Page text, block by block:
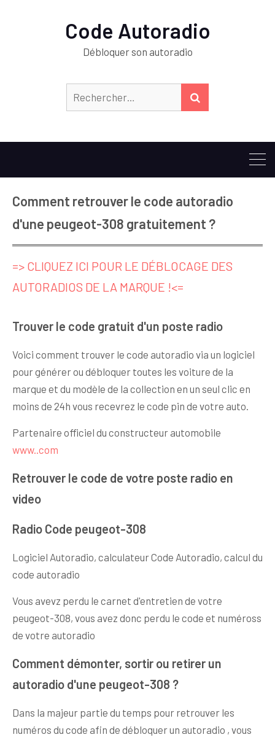
Code Autoradio
Débloquer son autoradio
Comment retrouver le code autoradio
d'une peugeot-308 gratuitement ?
=> CLIQUEZ ICI POUR LE DÉBLOCAGE DES
AUTORADIOS DE LA MARQUE !<=
Trouver le code gratuit d'un poste radio
Voici comment trouver le code autoradio via un logiciel
pour générer ou débloquer toutes les voiture de la
marque et du modèle de la collection en un seul clic en
moins de 24h vous recevrez le code pin de votre auto.
Partenaire officiel du constructeur automobile
www..com
Retrouver le code de votre poste radio en
video
Radio Code peugeot-308
Logiciel Autoradio, calculateur Code Autoradio, calcul du
code autoradio
Vous avevz perdu le carnet d'entretien de votre
peugeot-308, vous avez donc perdu le code et numéross
de votre autoradio
Comment démonter, sortir ou retirer un
autoradio d'une peugeot-308 ?
Dans la majeur partie du temps pour retrouver les
numéros du code afin de débloquer un autoradio , vous